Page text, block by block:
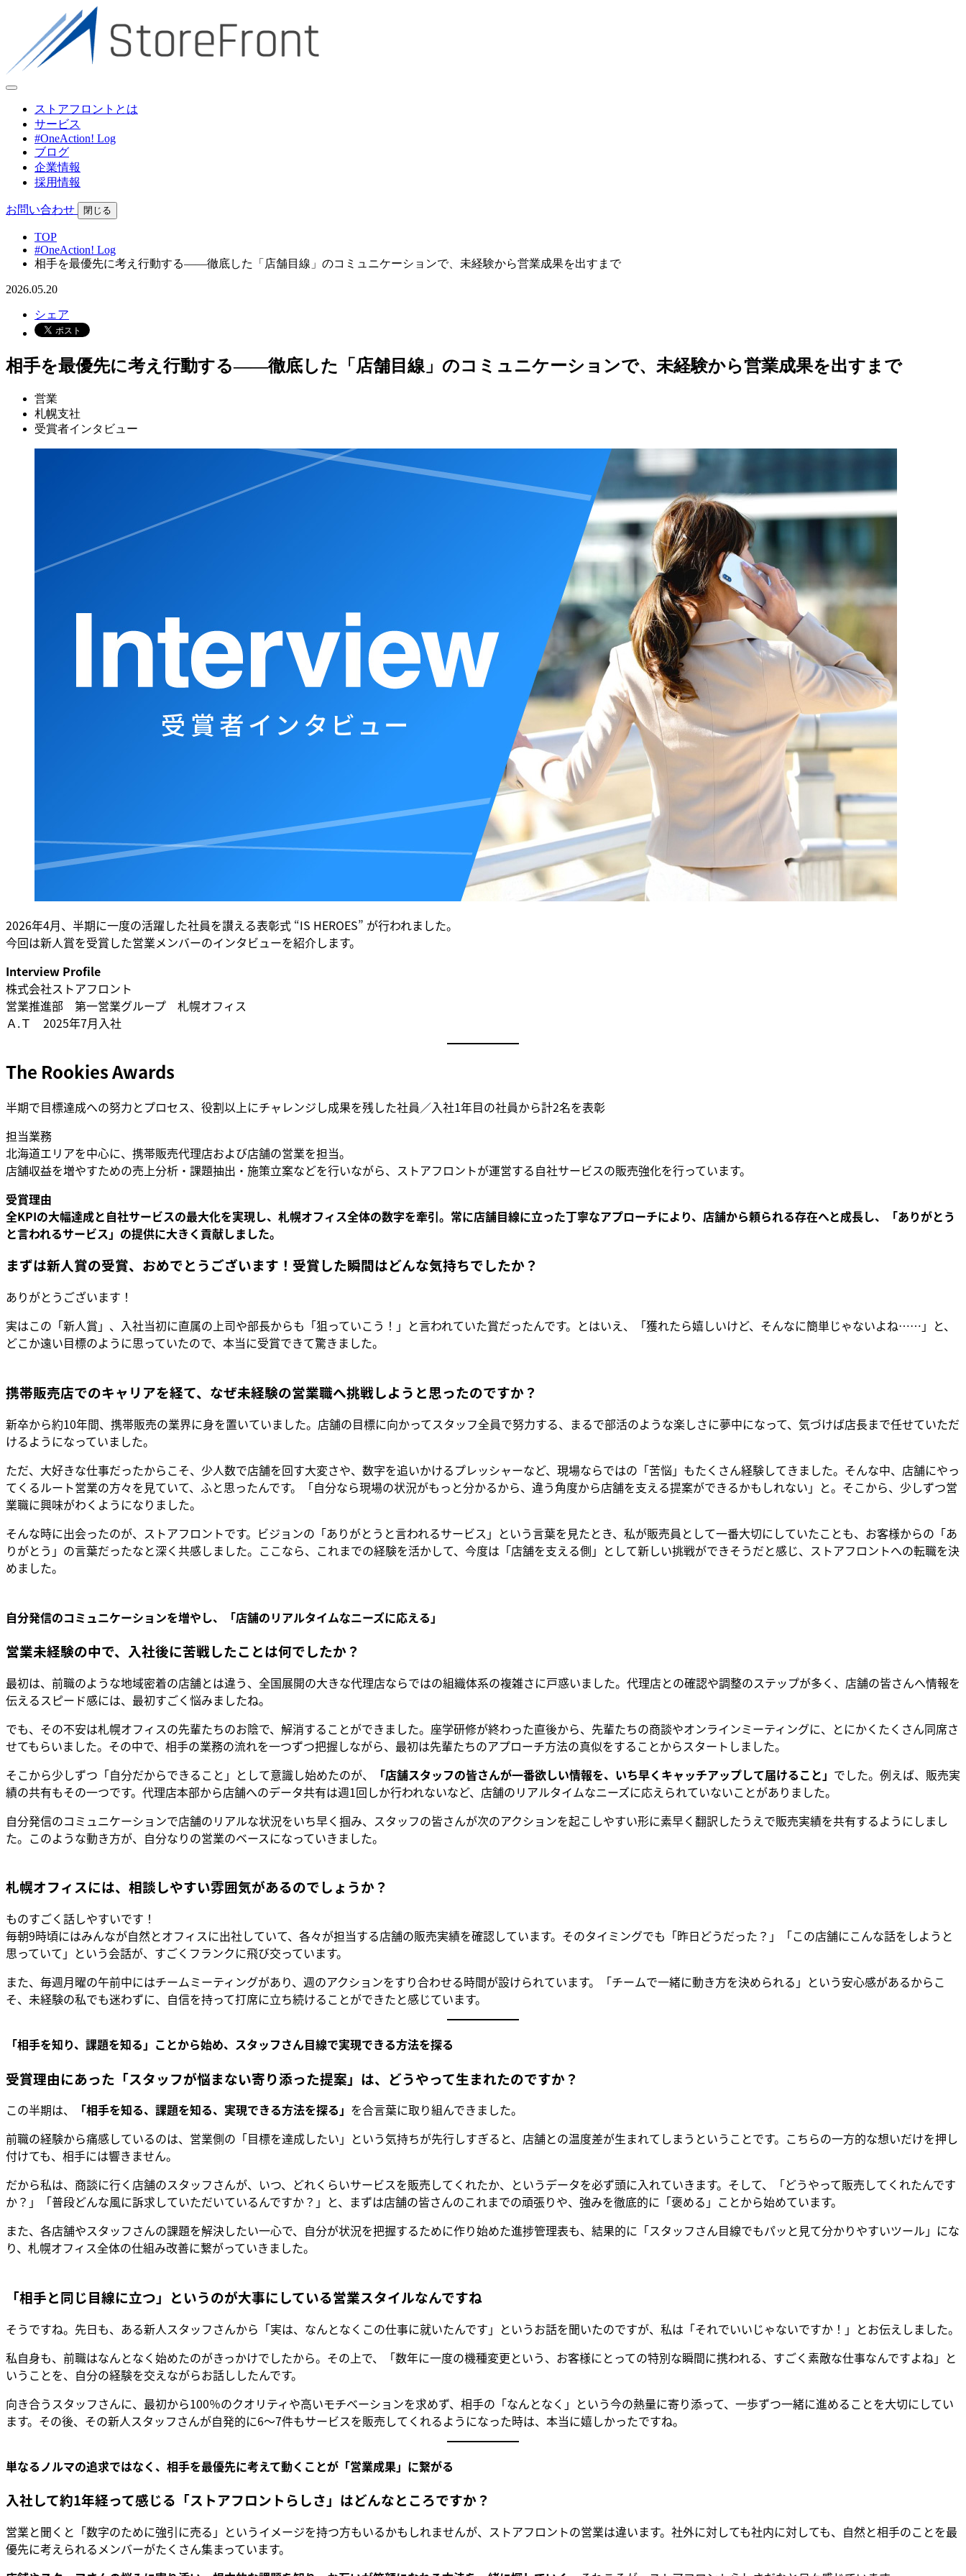
ストアフロントとは
サービス
#OneAction! Log
ブログ
企業情報
採用情報
お問い合わせ 閉じる
TOP
#OneAction! Log
相手を最優先に考え行動する――徹底した「店舗目線」のコミュニケーションで、未経験から営業成果を出すまで
2026.05.20
シェア
相手を最優先に考え行動する――徹底した「店舗目線」のコミュニケーションで、未経験から営業成果を出すまで
営業
札幌支社
受賞者インタビュー
2026年4月、半期に一度の活躍した社員を讃える表彰式 “IS HEROES” が行われました。
今回は新人賞を受賞した営業メンバーのインタビューを紹介します。
Interview Profile
株式会社ストアフロント
営業推進部 第一営業グループ 札幌オフィス
Ａ.Ｔ 2025年7月入社
The Rookies Awards
半期で目標達成への努力とプロセス、役割以上にチャレンジし成果を残した社員／入社1年目の社員から計2名を表彰
担当業務
北海道エリアを中心に、携帯販売代理店および店舗の営業を担当。
店舗収益を増やすための売上分析・課題抽出・施策立案などを行いながら、ストアフロントが運営する自社サービスの販売強化を行っています。
受賞理由
全KPIの大幅達成と自社サービスの最大化を実現し、札幌オフィス全体の数字を牽引。常に店舗目線に立った丁寧なアプローチにより、店舗から頼られる存在へと成長し、「ありがとう
と言われるサービス」の提供に大きく貢献しました。
まずは新人賞の受賞、おめでとうございます！受賞した瞬間はどんな気持ちでしたか？
ありがとうございます！
実はこの「新人賞」、入社当初に直属の上司や部長からも「狙っていこう！」と言われていた賞だったんです。とはいえ、「獲れたら嬉しいけど、そんなに簡単じゃないよね……」と、
どこか遠い目標のように思っていたので、本当に受賞できて驚きました。
携帯販売店でのキャリアを経て、なぜ未経験の営業職へ挑戦しようと思ったのですか？
新卒から約10年間、携帯販売の業界に身を置いていました。店舗の目標に向かってスタッフ全員で努力する、まるで部活のような楽しさに夢中になって、気づけば店長まで任せていただ
けるようになっていました。
ただ、大好きな仕事だったからこそ、少人数で店舗を回す大変さや、数字を追いかけるプレッシャーなど、現場ならではの「苦悩」もたくさん経験してきました。そんな中、店舗にやっ
てくるルート営業の方々を見ていて、ふと思ったんです。「自分なら現場の状況がもっと分かるから、違う角度から店舗を支える提案ができるかもしれない」と。そこから、少しずつ営
業職に興味がわくようになりました。
そんな時に出会ったのが、ストアフロントです。ビジョンの「ありがとうと言われるサービス」という言葉を見たとき、私が販売員として一番大切にしていたことも、お客様からの「あ
りがとう」の言葉だったなと深く共感しました。ここなら、これまでの経験を活かして、今度は「店舗を支える側」として新しい挑戦ができそうだと感じ、ストアフロントへの転職を決
めました。
自分発信のコミュニケーションを増やし、「店舗のリアルタイムなニーズに応える」
営業未経験の中で、入社後に苦戦したことは何でしたか？
最初は、前職のような地域密着の店舗とは違う、全国展開の大きな代理店ならではの組織体系の複雑さに戸惑いました。代理店との確認や調整のステップが多く、店舗の皆さんへ情報を
伝えるスピード感には、最初すごく悩みましたね。
でも、その不安は札幌オフィスの先輩たちのお陰で、解消することができました。座学研修が終わった直後から、先輩たちの商談やオンラインミーティングに、とにかくたくさん同席さ
せてもらいました。その中で、相手の業務の流れを一つずつ把握しながら、最初は先輩たちのアプローチ方法の真似をすることからスタートしました。
そこから少しずつ「自分だからできること」として意識し始めたのが、
「店舗スタッフの皆さんが一番欲しい情報を、いち早くキャッチアップして届けること」 でした。例えば、販売実
績の共有もその一つです。代理店本部から店舗へのデータ共有は週1回しか行われないなど、店舗のリアルタイムなニーズに応えられていないことがありました。
自分発信のコミュニケーションで店舗のリアルな状況をいち早く掴み、スタッフの皆さんが次のアクションを起こしやすい形に素早く翻訳したうえで販売実績を共有するようにしまし
た。このような動き方が、自分なりの営業のベースになっていきました。
札幌オフィスには、相談しやすい雰囲気があるのでしょうか？
ものすごく話しやすいです！
毎朝9時頃にはみんなが自然とオフィスに出社していて、各々が担当する店舗の販売実績を確認しています。そのタイミングでも「昨日どうだった？」「この店舗にこんな話をしようと
思っていて」という会話が、すごくフランクに飛び交っています。
また、毎週月曜の午前中にはチームミーティングがあり、週のアクションをすり合わせる時間が設けられています。「チームで一緒に動き方を決められる」という安心感があるからこ
そ、未経験の私でも迷わずに、自信を持って打席に立ち続けることができたと感じています。
「相手を知り、課題を知る」ことから始め、スタッフさん目線で実現できる方法を探る
受賞理由にあった「スタッフが悩まない寄り添った提案」は、どうやって生まれたのですか？
この半期は、 「相手を知る、課題を知る、実現できる方法を探る」 を合言葉に取り組んできました。
前職の経験から痛感しているのは、営業側の「目標を達成したい」という気持ちが先行しすぎると、店舗との温度差が生まれてしまうということです。こちらの一方的な想いだけを押し
付けても、相手には響きません。
だから私は、商談に行く店舗のスタッフさんが、いつ、どれくらいサービスを販売してくれたか、というデータを必ず頭に入れていきます。そして、「どうやって販売してくれたんです
か？」「普段どんな風に訴求していただいているんですか？」と、まずは店舗の皆さんのこれまでの頑張りや、強みを徹底的に「褒める」ことから始めています。
また、各店舗やスタッフさんの課題を解決したい一心で、自分が状況を把握するために作り始めた進捗管理表も、結果的に「スタッフさん目線でもパッと見て分かりやすいツール」にな
り、札幌オフィス全体の仕組み改善に繋がっていきました。
「相手と同じ目線に立つ」というのが大事にしている営業スタイルなんですね
そうですね。先日も、ある新人スタッフさんから「実は、なんとなくこの仕事に就いたんです」というお話を聞いたのですが、私は「それでいいじゃないですか！」とお伝えしました。
私自身も、前職はなんとなく始めたのがきっかけでしたから。その上で、「数年に一度の機種変更という、お客様にとっての特別な瞬間に携われる、すごく素敵な仕事なんですよね」と
いうことを、自分の経験を交えながらお話ししたんです。
向き合うスタッフさんに、最初から100％のクオリティや高いモチベーションを求めず、相手の「なんとなく」という今の熱量に寄り添って、一歩ずつ一緒に進めることを大切にしてい
ます。その後、その新人スタッフさんが自発的に6〜7件もサービスを販売してくれるようになった時は、本当に嬉しかったですね。
単なるノルマの追求ではなく、相手を最優先に考えて動くことが「営業成果」に繋がる
入社して約1年経って感じる「ストアフロントらしさ」はどんなところですか？
営業と聞くと「数字のために強引に売る」というイメージを持つ方もいるかもしれませんが、ストアフロントの営業は違います。社外に対しても社内に対しても、自然と相手のことを最
優先に考えられるメンバーがたくさん集まっています。